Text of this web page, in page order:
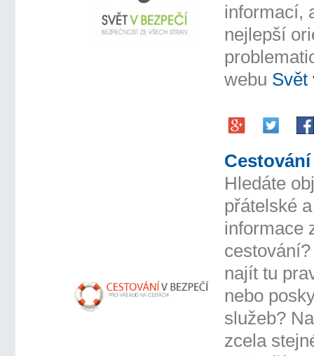
informací,
nejlepší
webu Svět
Hledáte
přátelské
informace
najít tu
nebo
služeb?
zcela